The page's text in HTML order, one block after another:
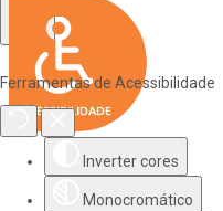
Ferramentas de Acessibilidade
Inverter cores
Monocromático